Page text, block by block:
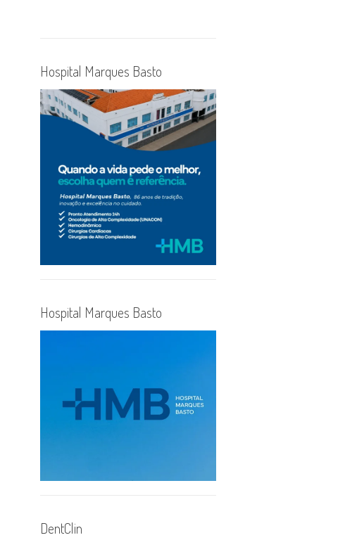
Hospital Marques Basto
Hospital Marques Basto
DentClin